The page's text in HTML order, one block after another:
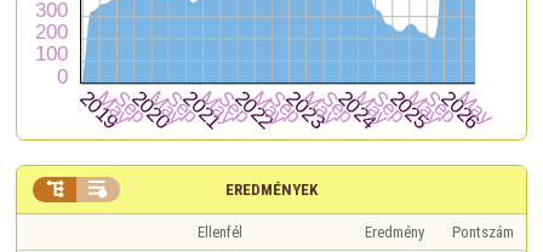
EREDMÉNYEK
 
Ellenfél Eredmény
Pontszám